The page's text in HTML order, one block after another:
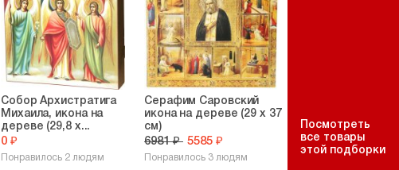
Собор Архистратига
Михаила, икона на
дереве (29,8 х...
0 ₽
Понравилось 2 людям
Серафим Саровский
икона на дереве (29 х 37
см)
6981 ₽ 5585 ₽
Понравилось 3 людям
Посмотреть
все товары
этой подборки